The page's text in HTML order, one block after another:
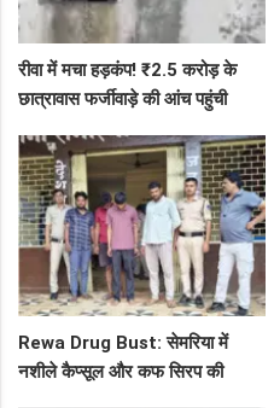
रीवा में मचा हड़कंप! ₹2.5 करोड़ के
छात्रावास फर्जीवाड़े की आंच पहुंची
एक्शन लेटर
Rewa Drug Bust: सेमरिया में
नशीले कैप्सूल और कफ सिरप की